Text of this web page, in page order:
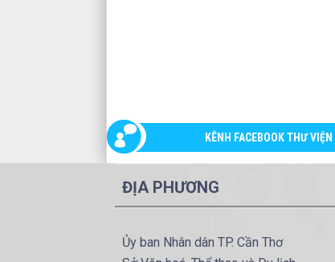
KÊNH FACEBOOK THƯ VIỆN
ĐỊA PHƯƠNG
Ủy ban Nhân dân TP. Cần Thơ